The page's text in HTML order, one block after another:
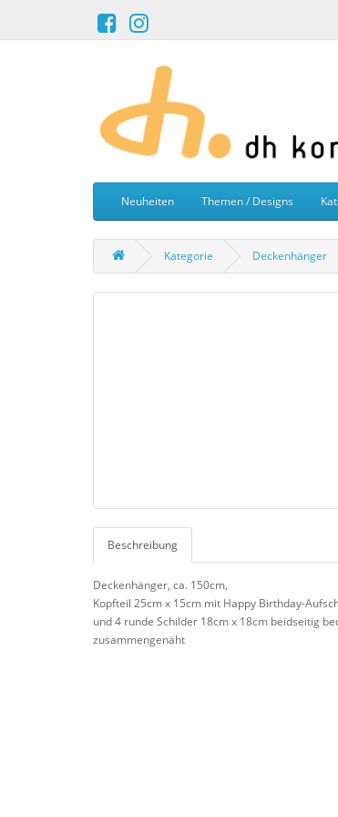
Neuheiten Themen / Designs
Kategorie Deckenhänger
Beschreibung
Deckenhänger, ca. 150cm,
Kopfteil 25cm x 15cm mit Happy Birthday-
und 4 runde Schilder 18cm x 18cm beidseitig
zusammengenäht